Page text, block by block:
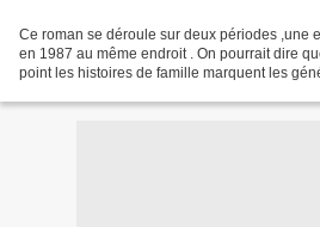
Ce roman se déroule sur deux périodes ,une
en 1987 au même endroit . On pourrait dire
point les histoires de famille marquent les